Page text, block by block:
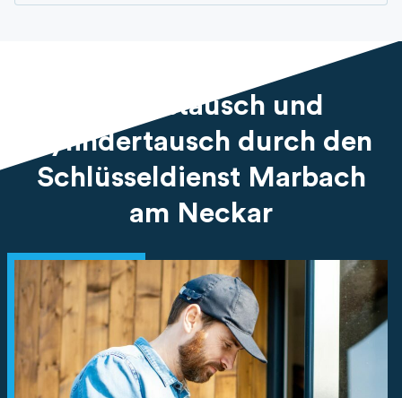
Schlosstausch und
Zylindertausch durch den
Schlüsseldienst Marbach
am Neckar